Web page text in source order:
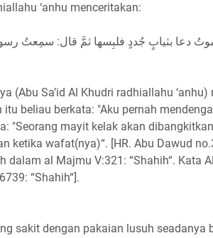
‘anhu menceritakan:
دعا بثيابٍ جُددٍ فلبِسها ثمَّ قال: سمِعتُ
(Abu Sa’id Al Khudri radhiallahu
beliau berkata: "Aku pernah
"Seorang mayit kelak akan
ketika wafat(nya)“. [HR. Abu Dawud
al Majmu V:321: “Shahih“. Kata
“Shahih“].
sakit dengan pakaian lusuh seadanya